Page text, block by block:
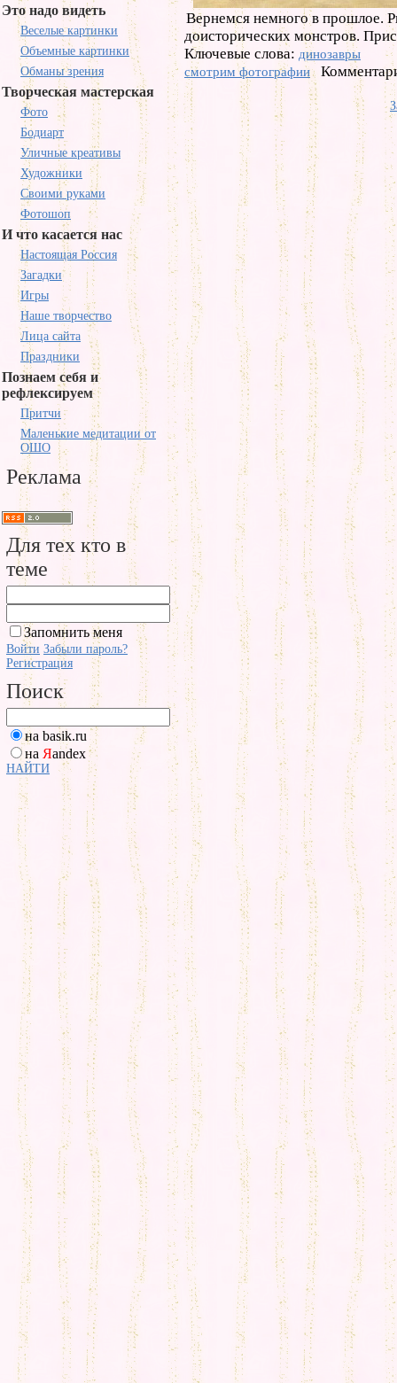
Это надо видеть
Веселые картинки
Объемные картинки
Обманы зрения
Творческая мастерская
Фото
Бодиарт
Уличные креативы
Художники
Своими руками
Фотошоп
И что касается нас
Настоящая Россия
Загадки
Игры
Наше творчество
Лица сайта
Праздники
Познаем себя и
рефлексируем
Притчи
Маленькие медитации от
ОШО
Реклама
Для тех кто в
теме
Запомнить меня
Войти Забыли пароль?
Регистрация
Поиск
на basik.ru
на Яandex
НАЙТИ
Вернемся немного в прошлое.
доисторических монстров.
Ключевые слова: динозавры
смотрим фотографии